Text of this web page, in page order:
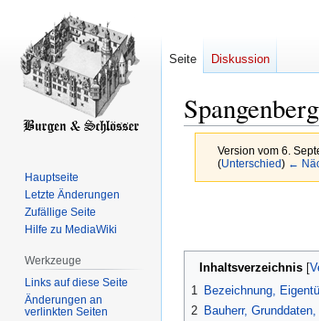
Version vom 6.
(Unterschied) ←
Inhaltsverzeichnis
1
Bezeichnung,
2 Bauherr,
Seite Diskussion
Hauptseite
Letzte Änderungen
Zufällige Seite
Hilfe zu MediaWiki
Werkzeuge
Links auf diese Seite
Änderungen an
verlinkten Seiten